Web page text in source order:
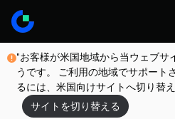
"お客様が米国地域から当ウェブサ
うです。 ご利用の地域でサポート
るには、米国向けサイトへ切り替
サイトを切り替える